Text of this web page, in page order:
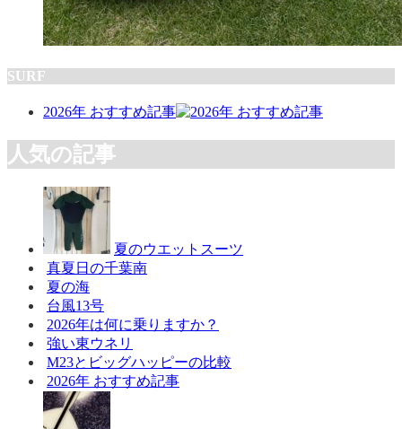
SURF
2026年 おすすめ記事
人気の記事
夏のウエットスーツ
真夏日の千葉南
夏の海
台風13号
2026年は何に乗りますか？
強い東ウネリ
M23とビッグハッピーの比較
2026年 おすすめ記事